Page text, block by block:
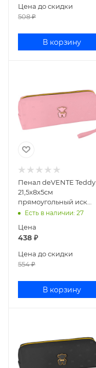
Цена до скидки
508₽
В корзину
Пенал deVENTE Teddy
21,5x8x5см
прямоугольный иск
кожа розовый 7029587
Есть в наличии: 27
Цена
438 ₽
Цена до скидки
554₽
В корзину